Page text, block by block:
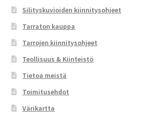
Silityskuvioiden kiinnitysohjeet
Tarraton kauppa
Tarrojen kiinnitysohjeet
Teollisuus & Kiinteistö
Tietoa meistä
Toimitusehdot
Värikartta